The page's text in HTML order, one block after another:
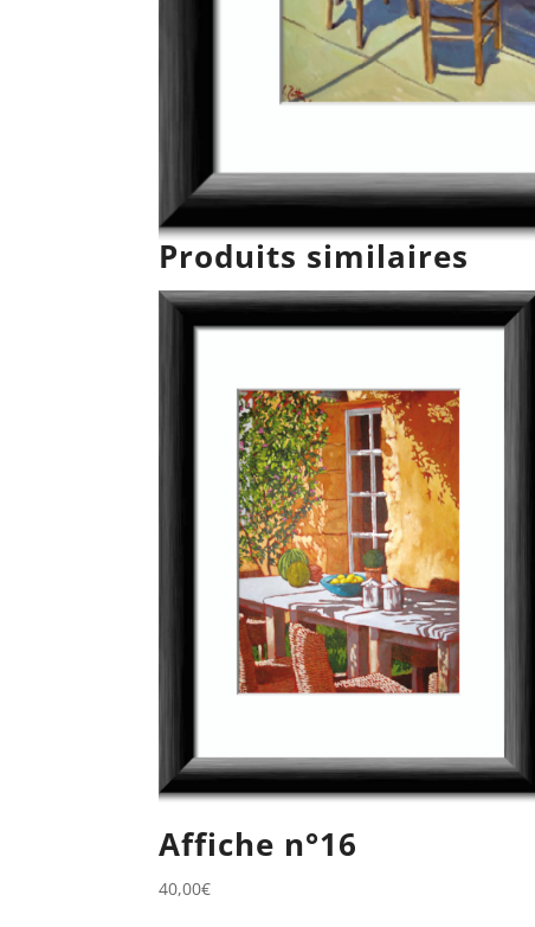
Produits similaires
Affiche n°16
40,00€